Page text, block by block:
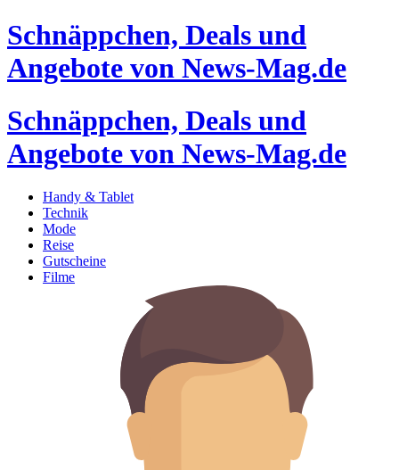
Schnäppchen, Deals und
Angebote von News-Mag.de
Schnäppchen, Deals und
Angebote von News-Mag.de
Handy & Tablet
Technik
Mode
Reise
Gutscheine
Filme